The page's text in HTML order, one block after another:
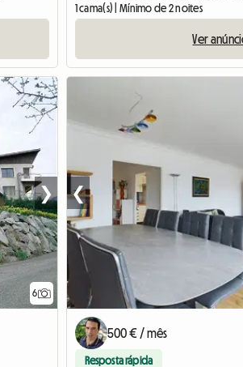
1 cama(s) | Mínimo de 2 noites
Ver
6
❯ ❮
500 € / mês
Resposta rápida